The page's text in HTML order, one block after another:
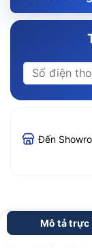
Đến
Mô tả trực